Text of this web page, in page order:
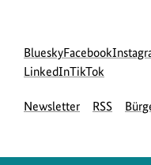
Social
Media
Blueskyzur
Bluesky-
des
Facebookzur
des
LinkedInzur
Seite
zur
Seite
TikTok
Newsletter RSS